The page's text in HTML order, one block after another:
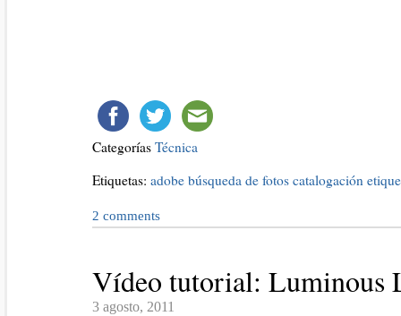
Categorías Técnica
Etiquetas: adobe búsqueda de fotos catalogación
2 comments
Vídeo tutorial: Luminous
3 agosto, 2011